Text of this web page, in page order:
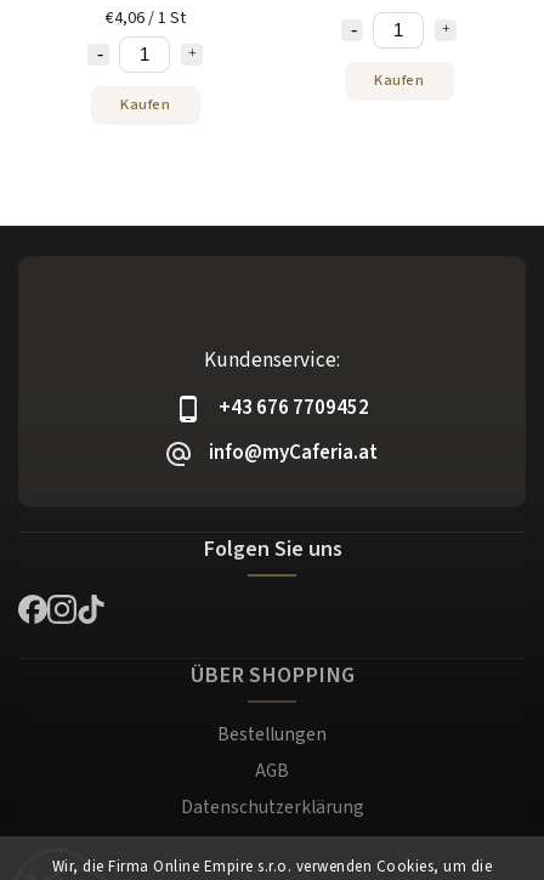
Wir, die Firma Online Empire s.r.o. verwenden Cookies, um die
€4,06 / 1 St
Kaufen
Kaufen
Kundenservice:
+43 676 7709452
info@myCaferia.at
Folgen Sie uns
ÜBER SHOPPING
Bestellungen
AGB
Datenschutzerklärung
Versand und Zahlung